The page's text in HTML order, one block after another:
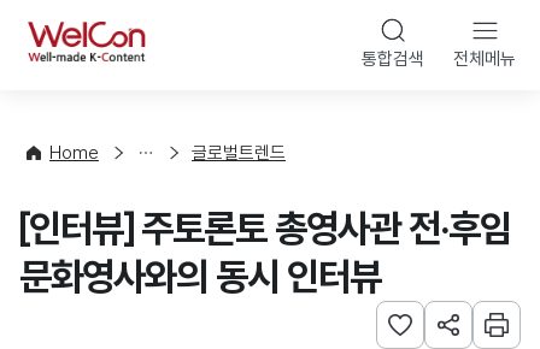
WelCon 통합검색 전체메뉴
Home
향
계
글로벌트렌드
[인터뷰] 주토론토 총영사관 전·후임
문화영사와의 동시 인터뷰
관심사 등록하기
URL 공유하
인쇄